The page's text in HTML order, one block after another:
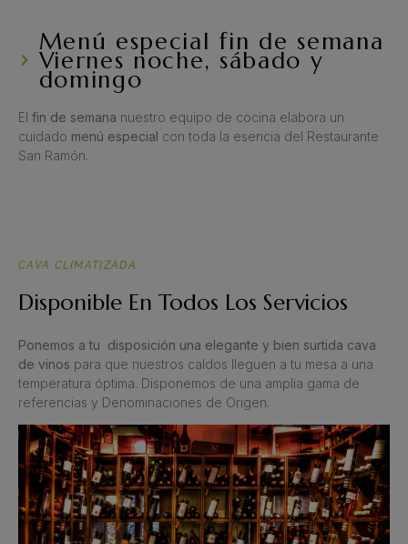
Menú especial fin de semana
Viernes noche, sábado y
domingo
El fin de semana nuestro equipo de cocina elabora un
cuidado menú especial con toda la esencia del Restaurante
San Ramón.
CAVA CLIMATIZADA
Disponible En Todos Los Servicios
Ponemos a tu disposición una elegante y bien surtida cava
de vinos para que nuestros caldos lleguen a tu mesa a una
temperatura óptima. Disponemos de una amplia gama de
referencias y Denominaciones de Origen.